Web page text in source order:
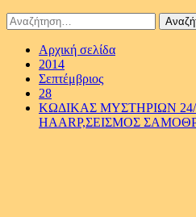
Αναζήτηση
για:
Αρχική σελίδα
2014
Σεπτέμβριος
28
ΚΩΔΙΚΑΣ ΜΥΣΤΗΡΙΩΝ 24/
ΗΑARP,ΣΕΙΣΜΟΣ